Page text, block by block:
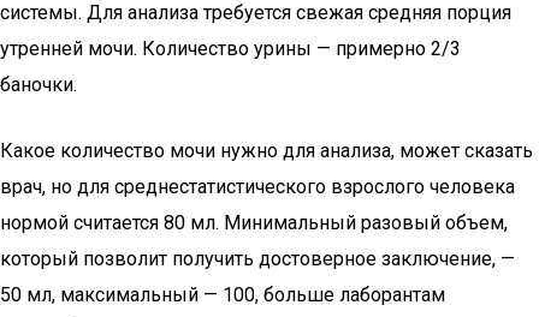
системы. Для анализа требуется свежая средняя порция
утренней мочи. Количество урины — примерно 2/3
баночки.
Какое количество мочи нужно для анализа, может сказать
врач, но для среднестатистического взрослого человека
нормой считается 80 мл. Минимальный разовый объем,
который позволит получить достоверное заключение, —
50 мл, максимальный — 100, больше лаборантам